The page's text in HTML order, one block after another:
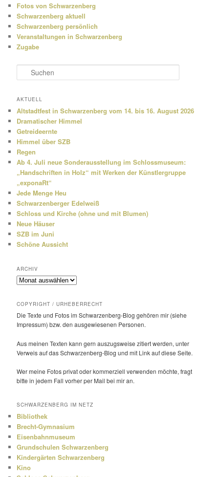
Fotos von Schwarzenberg
Schwarzenberg aktuell
Schwarzenberg persönlich
Veranstaltungen in Schwarzenberg
Zugabe
u
h
n
AKTUELL
Altstadtfest in Schwarzenberg vom 14. bis 16. August 2026
Dramatischer Himmel
Getreideernte
Himmel über SZB
Regen
Ab 4. Juli neue Sonderausstellung im Schlossmuseum:
„Handschriften in Holz“ mit Werken der Künstlergruppe
„exponaRt“
Jede Menge Heu
Schwarzenberger Edelweiß
Schloss und Kirche (ohne und mit Blumen)
Neue Häuser
SZB im Juni
Schöne Aussicht
ARCHIV
Archiv
COPYRIGHT / URHEBERRECHT
Die Texte und Fotos im Schwarzenberg-Blog gehören mir (siehe
Impressum) bzw. den ausge­wie­senen Personen.
Aus meinen Texten kann gern auszugs­weise zitiert werden, unter
Verweis auf das Schwarzenberg-Blog und mit Link auf diese Seite.
Wer meine Fotos privat oder kommer­ziell verwenden möchte, fragt
bitte in jedem Fall vorher per Mail bei mir an.
SCHWARZENBERG IM NETZ
Bibliothek
Brecht-Gymnasium
Eisenbahnmuseum
Grundschulen Schwarzenberg
Kindergärten Schwarzenberg
Kino